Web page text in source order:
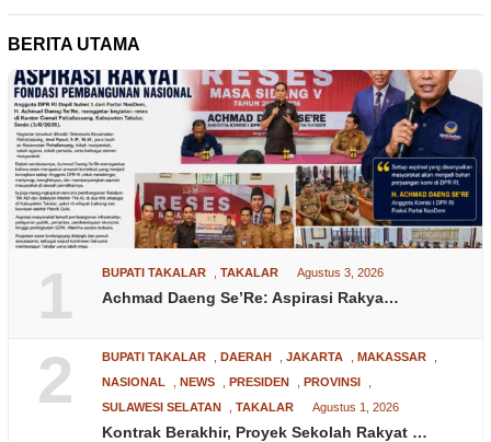
BERITA UTAMA
1 BUPATI TAKALAR TAKALAR Agustus 3, 2026
Achmad Daeng Se’Re: Aspirasi Rakya…
2 BUPATI TAKALAR DAERAH JAKARTA MAKASSAR
NASIONAL
NEWS PRESIDEN PROVINSI
SULAWESI SELATAN
TAKALAR Agustus 1, 2026
Kontrak Berakhir, Proyek Sekolah Rakyat …